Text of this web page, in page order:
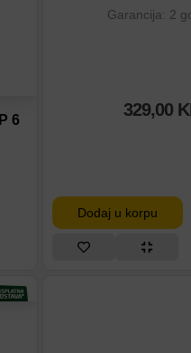
6
Garancija: 2
329,00
Dodaj u korpu